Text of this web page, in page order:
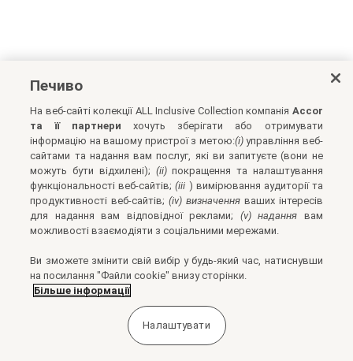
Печиво
На веб-сайті колекції ALL Inclusive Collection компанія Accor
та її партнери хочуть зберігати або отримувати
інформацію на вашому пристрої з метою:(i)управління веб-
сайтами та надання вам послуг, які ви запитуєте (вони не
можуть бути відхилені); (ii)покращення та налаштування
функціональності веб-сайтів;(iii ) вимірювання аудиторії та
продуктивності веб-сайтів;(iv) визначенняваших інтересів
для надання вам відповідної реклами; (v) надання вам
можливості взаємодіяти з соціальними мережами.
Ви зможете змінити свій вибір у будь-який час, натиснувши
на посилання "Файли cookie" внизу сторінки.
Більше інформації
Налаштувати